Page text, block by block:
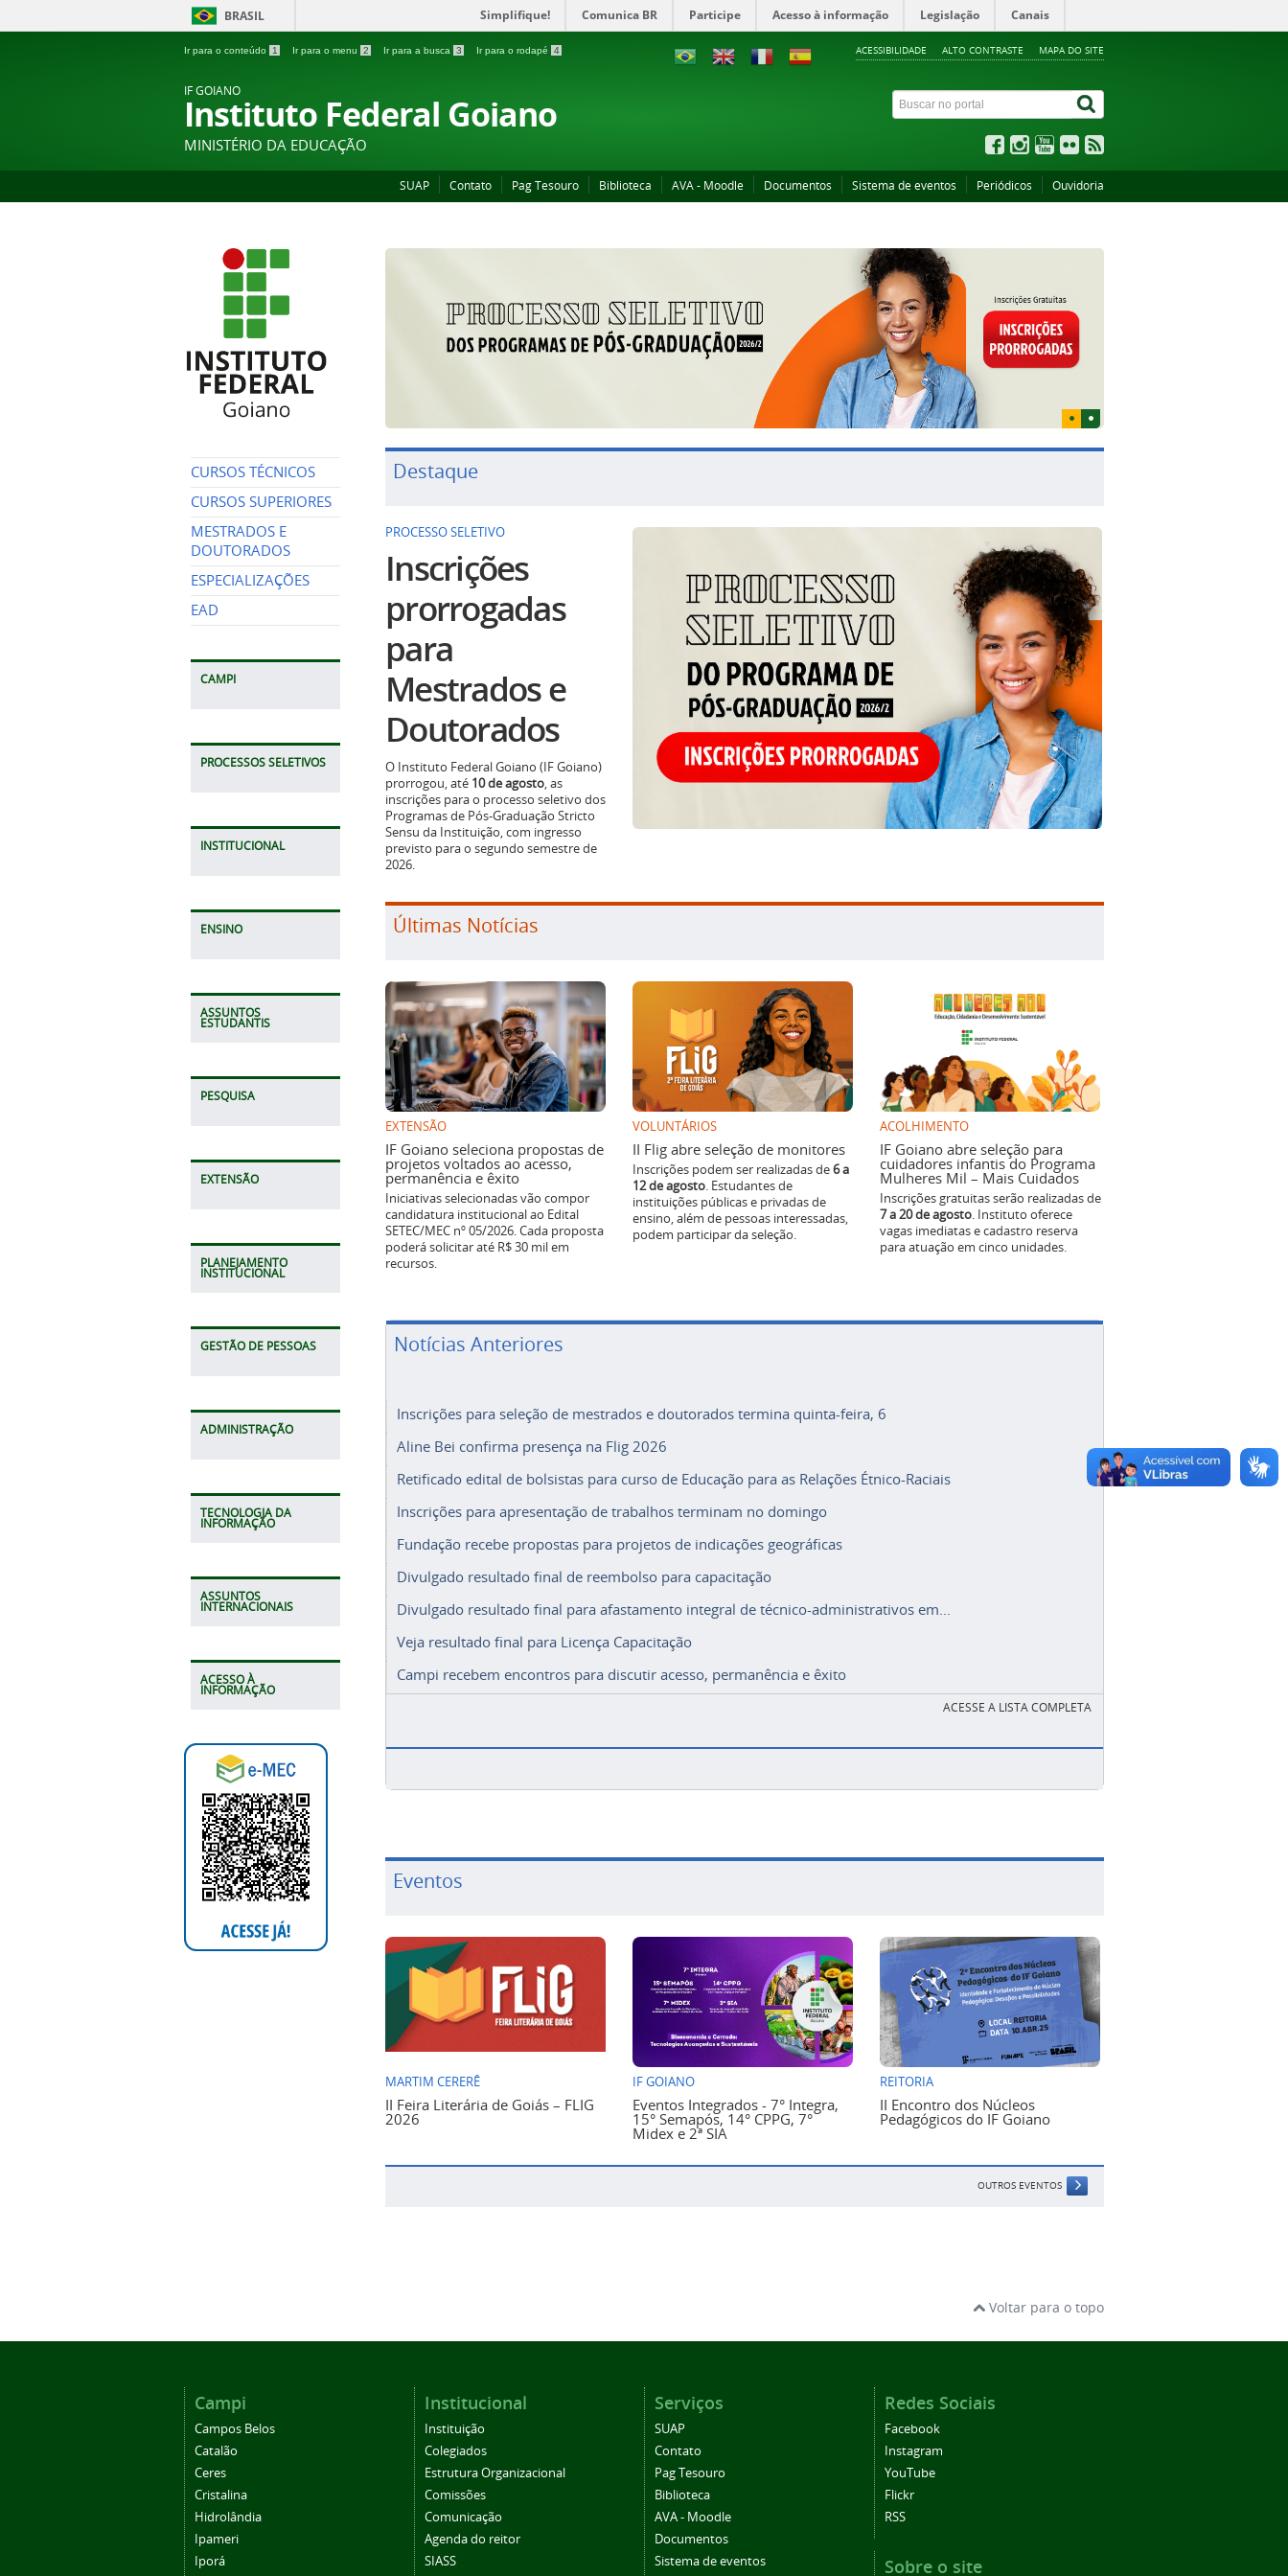
BRASIL Simplifique! Comunica BR Participe Acesso à informação Legislação Canais
Ir para o conteúdo 1 Ir para o menu 2 Ir para a busca 3 Ir para o rodapé 4 ACESSIBILIDADE ALTO CONTRASTE MAPA DO SITE
IF GOIANO
Instituto Federal Goiano
MINISTÉRIO DA EDUCAÇÃO
SUAP Contato Pag Tesouro Biblioteca AVA - Moodle Documentos Sistema de eventos Periódicos Ouvidoria
CURSOS TÉCNICOS
CURSOS SUPERIORES
MESTRADOS E
DOUTORADOS
ESPECIALIZAÇÕES
EAD
CAMPI
PROCESSOS SELETIVOS
INSTITUCIONAL
ENSINO
ASSUNTOS
ESTUDANTIS
PESQUISA
EXTENSÃO
PLANEJAMENTO
INSTITUCIONAL
GESTÃO DE PESSOAS
ADMINISTRAÇÃO
TECNOLOGIA DA
INFORMAÇÃO
ASSUNTOS
INTERNACIONAIS
ACESSO À
INFORMAÇÃO
Destaque
PROCESSO SELETIVO
Inscrições
prorrogadas
para
Mestrados e
Doutorados
O Instituto Federal Goiano (IF Goiano)
prorrogou, até 10 de agosto, as
inscrições para o processo seletivo dos
Programas de Pós-Graduação Stricto
Sensu da Instituição, com ingresso
previsto para o segundo semestre de
2026.
Últimas Notícias
EXTENSÃO
IF Goiano seleciona propostas de
projetos voltados ao acesso,
permanência e êxito
Iniciativas selecionadas vão compor
candidatura institucional ao Edital
SETEC/MEC nº 05/2026. Cada proposta
poderá solicitar até R$ 30 mil em
recursos.
VOLUNTÁRIOS
II Flig abre seleção de monitores
Inscrições podem ser realizadas de6 a
12 de agosto. Estudantes de
instituições públicas e privadas de
ensino, além de pessoas interessadas,
podem participar da seleção.
ACOLHIMENTO
IF Goiano abre seleção para
cuidadores infantis do Programa
Mulheres Mil – Mais Cuidados
Inscrições gratuitas serão realizadas de
7 a 20 de agosto. Instituto oferece
vagas imediatas e cadastro reserva
para atuação em cinco unidades.
Notícias Anteriores
Inscrições para seleção de mestrados e doutorados termina quinta-feira, 6
Aline Bei confirma presença na Flig 2026
Retificado edital de bolsistas para curso de Educação para as Relações Étnico-Raciais
Inscrições para apresentação de trabalhos terminam no domingo
Fundação recebe propostas para projetos de indicações geográficas
Divulgado resultado final de reembolso para capacitação
Divulgado resultado final para afastamento integral de técnico-administrativos em...
Veja resultado final para Licença Capacitação
Campi recebem encontros para discutir acesso, permanência e êxito
ACESSE A LISTA COMPLETA
Eventos
MARTIM CERERÊ
II Feira Literária de Goiás – FLIG
2026
IF GOIANO
Eventos Integrados - 7° Integra,
15° Semapós, 14° CPPG, 7°
Midex e 2ª SIA
REITORIA
II Encontro dos Núcleos
Pedagógicos do IF Goiano
OUTROS EVENTOS
Voltar para o topo
Campi
Campos Belos
Catalão
Ceres
Cristalina
Hidrolândia
Ipameri
Iporá
Institucional
Instituição
Colegiados
Estrutura Organizacional
Comissões
Comunicação
Agenda do reitor
SIASS
Serviços
SUAP
Contato
Pag Tesouro
Biblioteca
AVA - Moodle
Documentos
Sistema de eventos
Redes Sociais
Facebook
Instagram
YouTube
Flickr
RSS
Sobre o site